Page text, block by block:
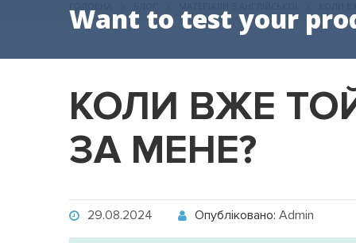
Want to test your
КОЛИ ВЖЕ
ЗА МЕНЕ?
29.08.2024 Опубліковано: Admin